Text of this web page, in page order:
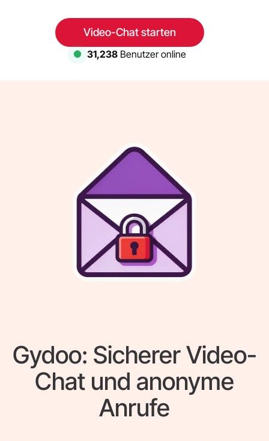
Video-Chat starten
31,238Benutzer online
Gydoo: Sicherer Video-
Chat und anonyme
Anrufe